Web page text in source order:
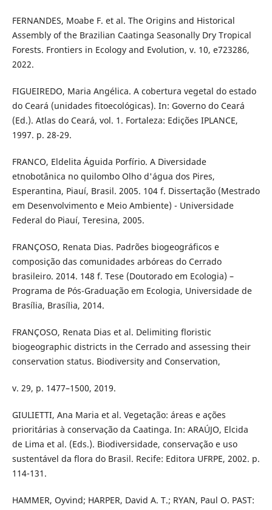
FERNANDES, Moabe F. et al. The Origins and Historical
Assembly of the Brazilian Caatinga Seasonally Dry Tropical
Forests. Frontiers in Ecology and Evolution, v. 10, e723286,
2022.
FIGUEIREDO, Maria Angélica. A cobertura vegetal do estado
do Ceará (unidades fitoecológicas). In: Governo do Ceará
(Ed.). Atlas do Ceará, vol. 1. Fortaleza: Edições IPLANCE,
1997. p. 28-29.
FRANCO, Eldelita Águida Porfírio. A Diversidade
etnobotânica no quilombo Olho d'água dos Pires,
Esperantina, Piauí, Brasil. 2005. 104 f. Dissertação (Mestrado
em Desenvolvimento e Meio Ambiente) - Universidade
Federal do Piauí, Teresina, 2005.
FRANÇOSO, Renata Dias. Padrões biogeográficos e
composição das comunidades arbóreas do Cerrado
brasileiro. 2014. 148 f. Tese (Doutorado em Ecologia) –
Programa de Pós-Graduação em Ecologia, Universidade de
Brasília, Brasília, 2014.
FRANÇOSO, Renata Dias et al. Delimiting floristic
biogeographic districts in the Cerrado and assessing their
conservation status. Biodiversity and Conservation,
v. 29, p. 1477–1500, 2019.
GIULIETTI, Ana Maria et al. Vegetação: áreas e ações
prioritárias à conservação da Caatinga. In: ARAÚJO, Elcida
de Lima et al. (Eds.). Biodiversidade, conservação e uso
sustentável da flora do Brasil. Recife: Editora UFRPE, 2002. p.
114-131.
HAMMER, Oyvind; HARPER, David A. T.; RYAN, Paul O. PAST: